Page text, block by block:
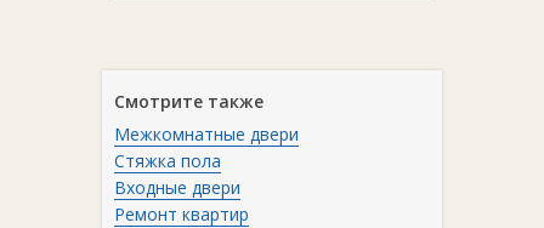
Смотрите также
Межкомнатные двери
Стяжка пола
Входные двери
Ремонт квартир